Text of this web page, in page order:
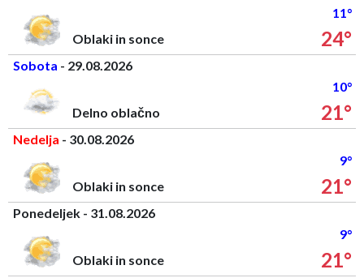
11°
Oblaki in sonce
24°
Sobota - 29.08.2026
10°
Delno oblačno
21°
Nedelja - 30.08.2026
9°
Oblaki in sonce
21°
Ponedeljek - 31.08.2026
9°
Oblaki in sonce
21°